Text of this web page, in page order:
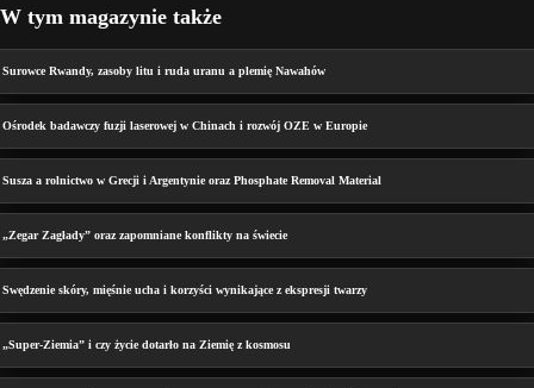
W tym magazynie także
Surowce Rwandy, zasoby litu i ruda uranu a plemię Nawahów
Ośrodek badawczy fuzji laserowej w Chinach i rozwój OZE w Europie
Susza a rolnictwo w Grecji i Argentynie oraz Phosphate Removal Material
„Zegar Zagłady” oraz zapomniane konflikty na świecie
Swędzenie skóry, mięśnie ucha i korzyści wynikające z ekspresji twarzy
„Super-Ziemia” i czy życie dotarło na Ziemię z kosmosu